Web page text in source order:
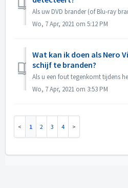
Wo, 7 Apr, 2021 om 5:12 PM
Wat kan ik doen als Nero
schijf te branden?
Wo, 7 Apr, 2021 om 3:53 PM
1 2 3 4